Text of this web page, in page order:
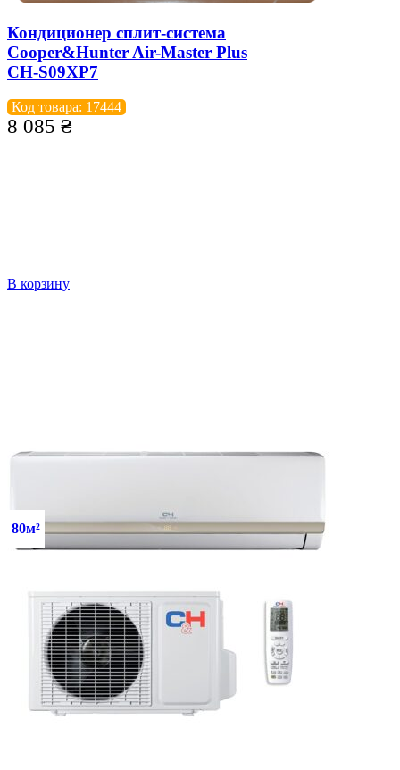
Кондиционер сплит-система
Cooper&Hunter Air-Master Plus
CH-S09XP7
Код товара: 17444
8 085 ₴
В корзину
80м²